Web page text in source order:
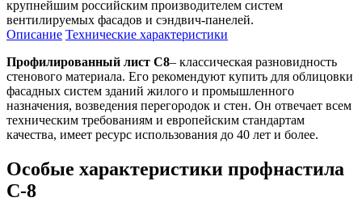
крупнейшим российским производителем систем
вентилируемых фасадов и сэндвич-панелей.
Описание Технические характеристики
Профилированный лист С8– классическая разновидность
стенового материала. Его рекомендуют купить для облицовки
фасадных систем зданий жилого и промышленного
назначения, возведения перегородок и стен. Он отвечает всем
техническим требованиям и европейским стандартам
качества, имеет ресурс использования до 40 лет и более.
Особые характеристики профнастила
С-8